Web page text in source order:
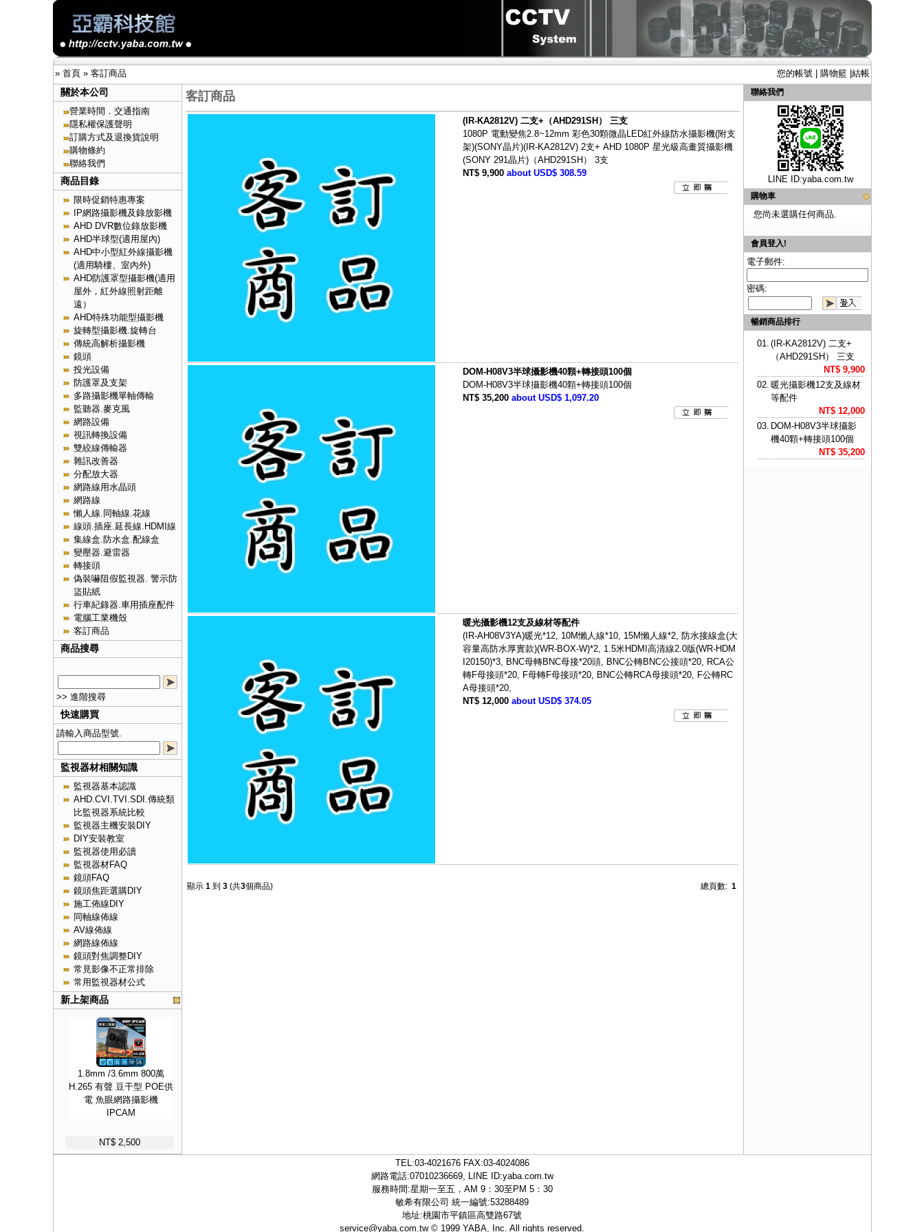
» 首頁» 客訂商品 您的帳號| 購物籃| 結帳
關於本公司
營業時間．交通指南
隱私權保護聲明
訂購方式及退換貨說明
購物條約
聯絡我們
商品目錄
限時促銷特惠專案
IP網路攝影機及錄放影機
AHD DVR數位錄放影機
AHD半球型(適用屋內)
AHD中小型紅外線攝影機
(適用騎樓、室內外)
AHD防護罩型攝影機(適用
屋外，紅外線照射距離
遠）
AHD特殊功能型攝影機
旋轉型攝影機.旋轉台
傳統高解析攝影機
鏡頭
投光設備
防護罩及支架
多路攝影機單軸傳輸
監聽器.麥克風
網路設備
視訊轉換設備
雙絞線傳輸器
雜訊改善器
分配放大器
網路線用水晶頭
網路線
懶人線.同軸線.花線
線頭.插座.延長線.HDMI線
集線盒.防水盒.配線盒
變壓器.避雷器
轉接頭
偽裝嚇阻假監視器. 警示防
盜貼紙
行車紀錄器.車用插座配件
電腦工業機殼
客訂商品
商品搜尋
>> 進階搜尋
快速購買
請輸入商品型號.
監視器材相關知識
監視器基本認識
AHD.CVI.TVI.SDI.傳統類
比監視器系統比較
監視器主機安裝DIY
DIY安裝教室
監視器使用必讀
監視器材FAQ
鏡頭FAQ
鏡頭焦距選購DIY
施工佈線DIY
同軸線佈線
AV線佈線
網路線佈線
鏡頭對焦調整DIY
常見影像不正常排除
常用監視器材公式
新上架商品
1.8mm /3.6mm 800萬
H.265 有聲 豆干型 POE供
電 魚眼網路攝影機
IPCAM
NT$ 2,500
客訂商品
(IR-KA2812V) 二支+（AHD291SH） 三支
1080P 電動變焦2.8~12mm 彩色30顆微晶LED紅外線防水攝影機(附支
架)(SONY晶片)(IR-KA2812V) 2支+ AHD 1080P 星光級高畫質攝影機
(SONY 291晶片)（AHD291SH） 3支
NT$ 9,900 about USD$ 308.59
DOM-H08V3半球攝影機40顆+轉接頭100個
DOM-H08V3半球攝影機40顆+轉接頭100個
NT$ 35,200 about USD$ 1,097.20
暖光攝影機12支及線材等配件
(IR-AH08V3YA)暖光*12, 10M懶人線*10, 15M懶人線*2, 防水接線盒(大
容量高防水厚實款)(WR-BOX-W)*2, 1.5米HDMI高清線2.0版(WR-HDM
I20150)*3, BNC母轉BNC母接*20頭, BNC公轉BNC公接頭*20, RCA公
轉F母接頭*20, F母轉F母接頭*20, BNC公轉RCA母接頭*20, F公轉RC
A母接頭*20,
NT$ 12,000 about USD$ 374.05
顯示 1到 3(共3個商品) 總頁數: 1
聯絡我們
LINE ID:yaba.com.tw
購物車
您尚未選購任何商品.
會員登入!
電子郵件:
密碼:
暢銷商品排行
01. (IR-KA2812V) 二支+
（AHD291SH） 三支
NT$ 9,900
02. 暖光攝影機12支及線材
等配件
NT$ 12,000
03. DOM-H08V3半球攝影
機40顆+轉接頭100個
NT$ 35,200
TEL:03-4021676FAX:03-4024086
網路電話:07010236669, LINE ID:yaba.com.tw
服務時間:星期一至五，AM 9：30至PM 5：30
敏希有限公司 統一編號:53288489
地址:桃園市平鎮區高雙路67號
service@yaba.com.tw© 1999 YABA, Inc. All rights reserved.